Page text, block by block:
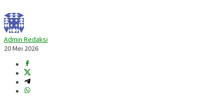
Admin Redaksi
20 Mei 2026